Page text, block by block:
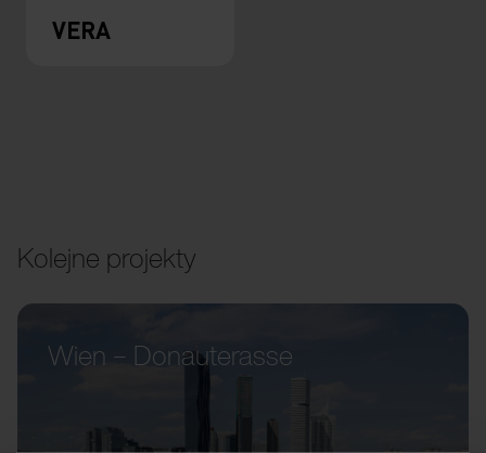
VERA
Kolejne projekty
Wien – Donauterasse